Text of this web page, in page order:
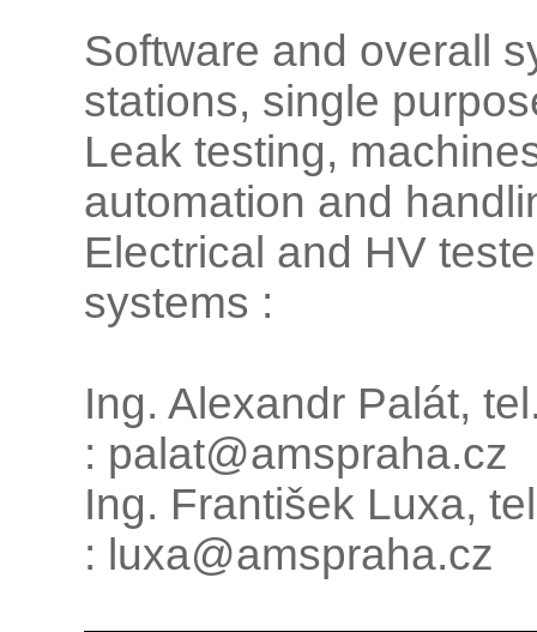
Software and overall
stations, single
Leak testing,
automation and
Electrical and HV
systems :
Ing. Alexandr Palát,
: palat@amspraha.cz
Ing. František Luxa,
: luxa@amspraha.cz